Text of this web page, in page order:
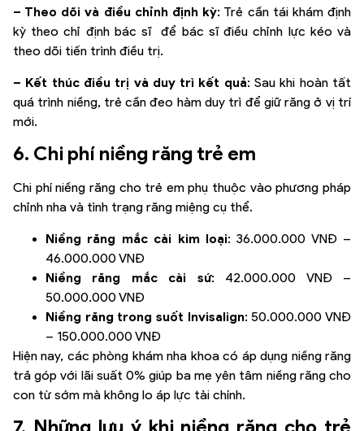
– Theo dõi và điều chỉnh định kỳ: Trẻ cần tái khám định
kỳ theo chỉ định bác sĩ để bác sĩ điều chỉnh lực kéo và
theo dõi tiến trình điều trị.
– Kết thúc điều trị và duy trì kết quả: Sau khi hoàn tất
quá trình niềng, trẻ cần đeo hàm duy trì để giữ răng ở vị trí
mới.
6. Chi phí niềng răng trẻ em
Chi phí niềng răng cho trẻ em phụ thuộc vào phương pháp
chỉnh nha và tình trạng răng miệng cụ thể.
Niềng răng mắc cài kim loại: 36.000.000 VNĐ –
46.000.000 VNĐ
Niềng răng mắc cài sứ: 42.000.000 VNĐ –
50.000.000 VNĐ
Niềng răng trong suốt Invisalign: 50.000.000 VNĐ
– 150.000.000 VNĐ
Hiện nay, các phòng khám nha khoa có áp dụng niềng răng
trả góp với lãi suất 0% giúp ba mẹ yên tâm niềng răng cho
con từ sớm mà không lo áp lực tài chính.